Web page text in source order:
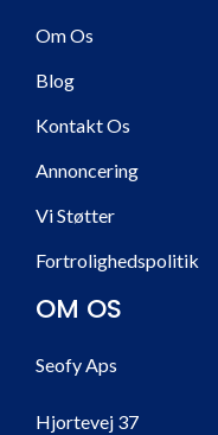
Om Os
Blog
Kontakt Os
Annoncering
Vi Støtter
Fortrolighedspolitik
OM OS
Seofy Aps
Hjortevej 37